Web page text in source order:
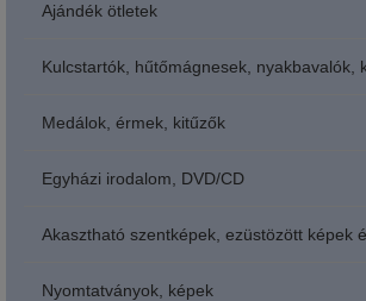
Ajándék ötletek
Kulcstartók, hűtőmágnesek, nyakbavalók,
Medálok, érmek, kitűzők
Egyházi irodalom, DVD/CD
Akasztható szentképek, ezüstözött képek
Nyomtatványok, képek